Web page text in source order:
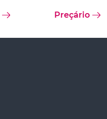
Preçário